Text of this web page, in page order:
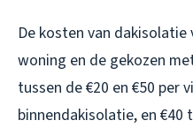
De kosten van
woning en de gekozen
tussen de €20 en €50 per
binnendakisolatie, en